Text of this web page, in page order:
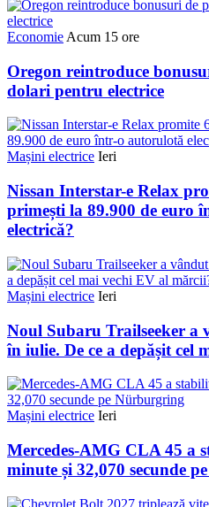
Economie Acum 15 ore
Oregon reintroduce
dolari pentru electrice
Mașini electrice Ieri
Nissan Interstar-e Relax
primești la 89.900 de euro
electrică?
Mașini electrice Ieri
Noul Subaru Trailseeker a
în iulie. De ce a depășit cel
Mașini electrice Ieri
Mercedes-AMG CLA 45 a
minute și 32,070 secunde